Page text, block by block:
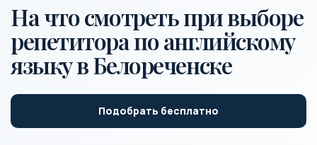
На что смотреть при выборе
репетитора по английскому
языку в Белореченске
Подобрать бесплатно